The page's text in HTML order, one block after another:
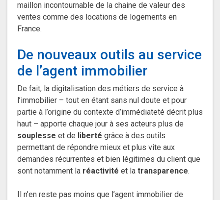
maillon incontournable de la chaine de valeur des
ventes comme des locations de logements en
France.
De nouveaux outils au service
de l’agent immobilier
De fait, la digitalisation des métiers de service à
l’immobilier – tout en étant sans nul doute et pour
partie à l’origine du contexte d’immédiateté décrit plus
haut – apporte chaque jour à ses acteurs plus de
souplesse et de liberté grâce à des outils
permettant de répondre mieux et plus vite aux
demandes récurrentes et bien légitimes du client que
sont notamment la réactivité et la transparence.
Il n’en reste pas moins que l’agent immobilier de